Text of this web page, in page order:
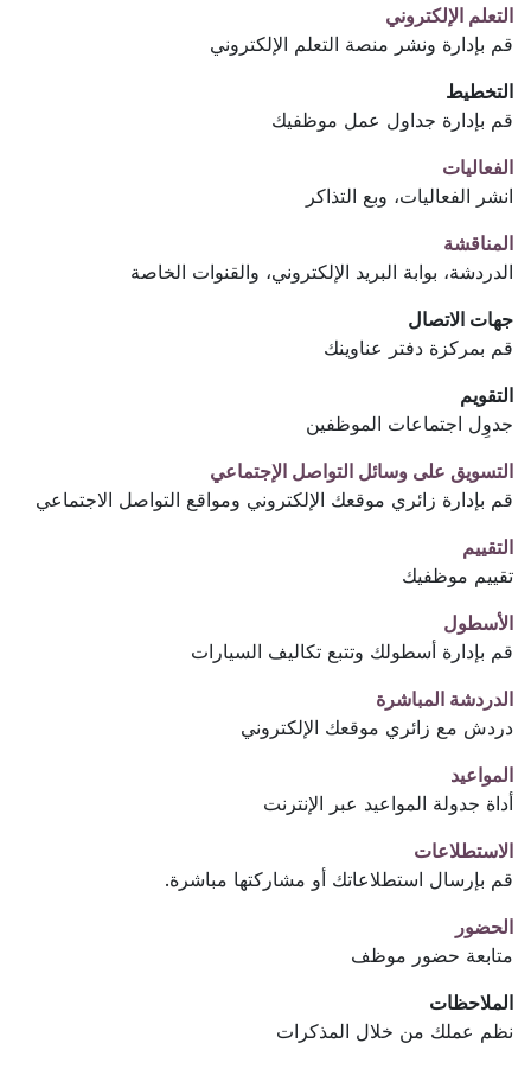
التعلم الإلكتروني
قم بإدارة ونشر منصة التعلم الإلكتروني
التخطيط
قم بإدارة جداول عمل موظفيك
الفعاليات
انشر الفعاليات، وبع التذاكر
المناقشة
الدردشة، بوابة البريد الإلكتروني، والقنوات الخاصة
جهات الاتصال
قم بمركزة دفتر عناوينك
التقويم
جدوِل اجتماعات الموظفين
التسويق على وسائل التواصل الإجتماعي
قم بإدارة زائري موقعك الإلكتروني ومواقع التواصل الاجتماعي
التقييم
تقييم موظفيك
الأسطول
قم بإدارة أسطولك وتتبع تكاليف السيارات
الدردشة المباشرة
دردش مع زائري موقعك الإلكتروني
المواعيد
أداة جدولة المواعيد عبر الإنترنت
الاستطلاعات
قم بإرسال استطلاعاتك أو مشاركتها مباشرة.
الحضور
متابعة حضور موظف
الملاحظات
نظم عملك من خلال المذكرات